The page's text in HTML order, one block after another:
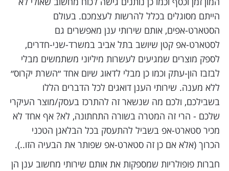
הייתם מסוגלים בכלל להרשות לעצמכם. בעולם
הסטארט-אפים, אותם שירותי ענן מאפשרים גם
לסטארט-אפ קטן שיושב בתל אביב במשרד-שני-חדרים,
לספק מוצרים שמגיעים לעשרות מיליוני משתמשים מבלי
לבזבז הון-עתק וכמו כן מבלי לדאוג שיום אחד ״השרת יקרוס״
ללא מענה. שירותי הענן דואגים לכל הדברים הללו
בשבילכם, ולכם מה שנשאר זה להתרכז בעסק/מוצר העיקרי
שלכם - הרי זה המטרה בשורה התחתונה, לא? אף אחד לא
מכיר סטארט-אפ בשביל להתעסק בכל הבלאגן הטכני
הכרוך (אלא אם כן זה סטארט-אפ שפותר את הבעיה הזו..).
חברות פופולריות שמספקות את אותם שירותי מחשוב ענן הן